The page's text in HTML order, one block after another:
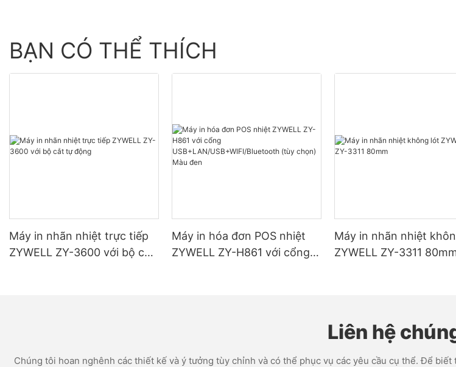
BẠN CÓ THỂ THÍCH
Máy in nhãn nhiệt trực tiếp
ZYWELL ZY-3600 với bộ cắt
Máy in hóa đơn POS nhiệt
ZYWELL ZY-H861 với cổng
Máy in nhãn nhiệt
ZYWELL ZY-3311
Liên hệ
Chúng tôi hoan nghênh các thiết kế và ý tưởng tùy chỉnh và có thể phục vụ các yêu cầu cụ thể. Để